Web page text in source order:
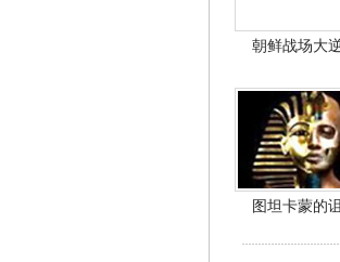
朝鲜战场大
图坦卡蒙的